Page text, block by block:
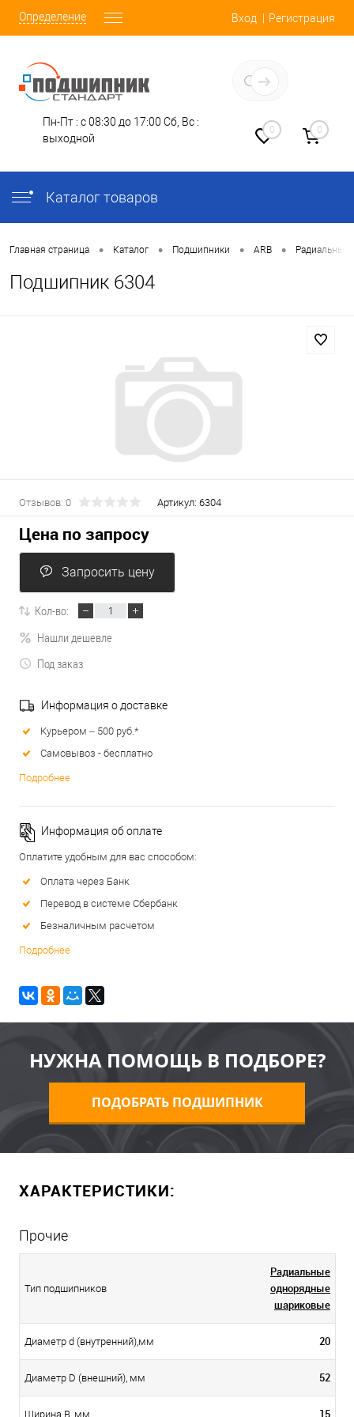
Определение Вход Регистрация
Пн-Пт : с 08:30 до 17:00 Сб, Вс :
выходной
0 0
Каталог товаров
Главная страница • Каталог • Подшипники • ARB • Радиальные
Подшипник 6304
Отзывов: 0 Артикул: 6304
Цена по запросу
Запросить цену
Кол-во:
Нашли дешевле
Под заказ
Информация о доставке
Курьером – 500 руб.*
Самовывоз - бесплатно
Подробнее
Информация об оплате
Оплатите удобным для вас способом:
Оплата через Банк
Перевод в системе Сбербанк
Безналичным расчетом
Подробнее
НУЖНА ПОМОЩЬ В ПОДБОРЕ?
ПОДОБРАТЬ ПОДШИПНИК
ХАРАКТЕРИСТИКИ:
Прочие
Тип подшипников
Радиальные
однорядные
шариковые
Диаметр d (внутренний),мм 20
Диаметр D (внешний), мм 52
Ширина B, мм 15